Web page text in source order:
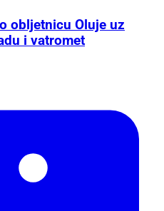
obljetnicu Oluje uz
i vatromet